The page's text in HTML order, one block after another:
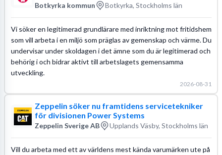
Botkyrka kommun Botkyrka, Stockholms län
Vi söker en legitimerad grundlärare med inriktning mot fritidshem
som vill arbeta i en miljö som präglas av gemenskap och värme. Du
undervisar under skoldagen i det ämne som du är legitimerad och
behörig i och bidrar aktivt till arbetslagets gemensamma
utveckling.
2026-08-31
Zeppelin söker nu framtidens servicetekniker
för divisionen Power Systems
Zeppelin Sverige AB Upplands Väsby, Stockholms län
Vill du arbeta med ett av världens mest kända varumärken ute på